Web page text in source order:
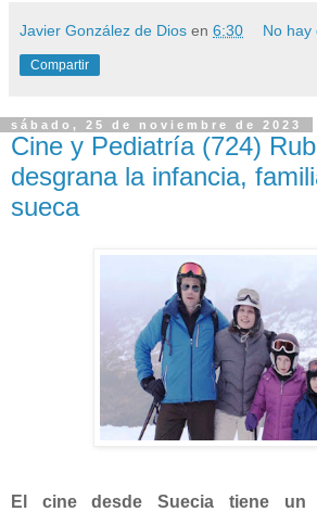
Javier González de Dios en 6:30 No hay
Compartir
sábado, 25 de noviembre de 2023
Cine y Pediatría (724)
desgrana la infancia,
sueca
El cine desde Suecia tiene un